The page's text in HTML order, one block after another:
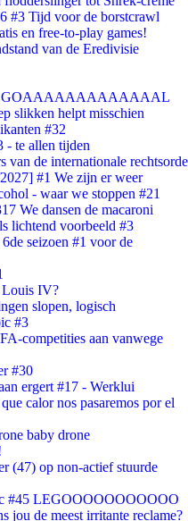
#3 Tijd voor de borstcrawl
en free-to-play games!
van de Eredivisie
GOAAAAAAAAAAAAAL
slikken helpt misschien
#32
- te allen tijden
de internationale rechtsorde
#1 We zijn er weer
- waar we stoppen #21
We dansen de macaroni
lichtend voorbeeld #3
seizoen #1 voor de
Louis IV?
slopen, logisch
#3
competities aan vanwege
#30
ergert #17 - Werklui
calor nos pasaremos por el
baby drone
(47) op non-actief stuurde
#45 LEGOOOOOOOOOOO
jou de meest irritante reclame?